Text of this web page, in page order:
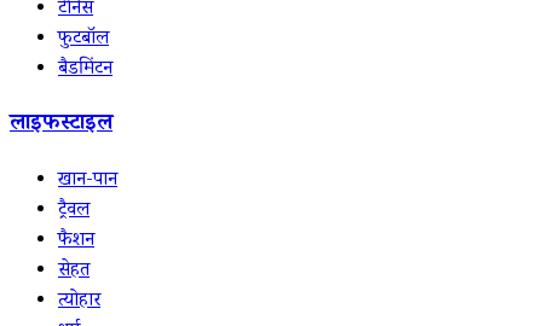
टेनिस
फुटबॉल
बैडमिंटन
लाइफस्टाइल
खान-पान
ट्रैवल
फैशन
सेहत
त्योहार